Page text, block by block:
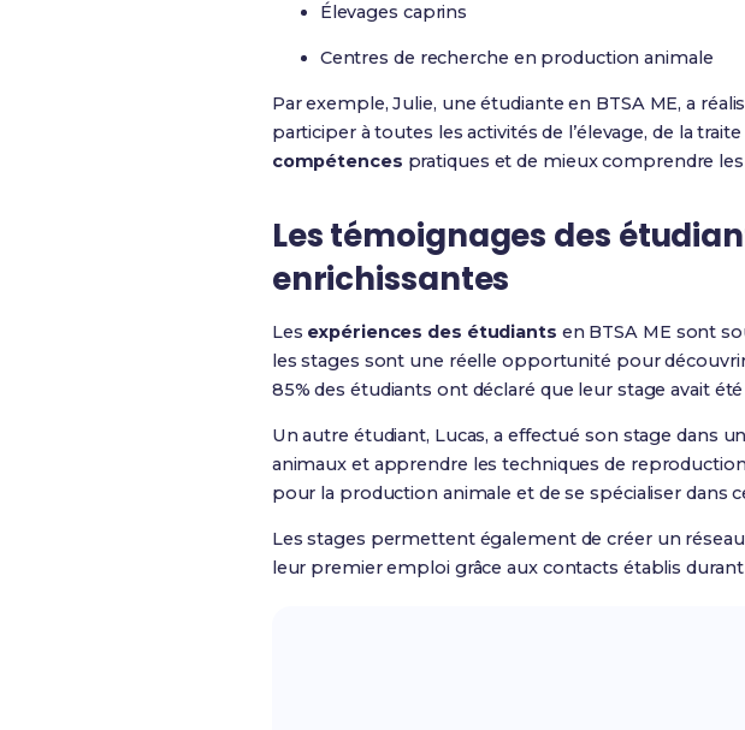
Élevages caprins
Centres de recherche en production animale
Par exemple, Julie, une étudiante en BTSA ME, a
participer à toutes les activités de l’élevage, de la
compétences pratiques et de mieux comprendre
Les témoignages des
enrichissantes
Les expériences des étudiants en BTSA ME sont
les stages sont une réelle opportunité pour
85% des étudiants ont déclaré que leur stage avait
Un autre étudiant, Lucas, a effectué son stage dans
animaux et apprendre les techniques de
pour la production animale et de se spécialiser dans
Les stages permettent également de créer un
leur premier emploi grâce aux contacts établis